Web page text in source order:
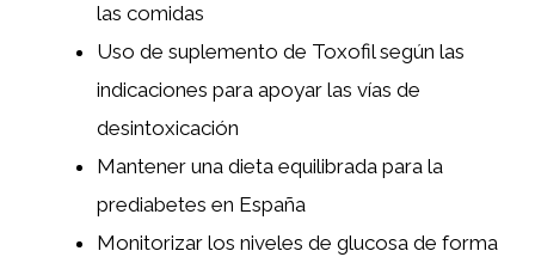
las comidas
Uso de suplemento de Toxofil según las
indicaciones para apoyar las vías de
desintoxicación
Mantener una dieta equilibrada para la
prediabetes en España
Monitorizar los niveles de glucosa de forma